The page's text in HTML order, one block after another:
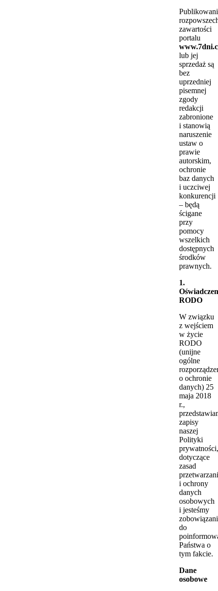
zawartości
portalu
lub jej
sprzedaż są
bez
uprzedniej
pisemnej
zgody
redakcji
zabronione
i stanowią
naruszenie
ustaw o
prawie
autorskim,
ochronie
baz danych
i uczciwej
konkurencji
– będą
ścigane
przy
pomocy
wszelkich
dostępnych
środków
prawnych.
1.
RODO
W związku
z wejściem
w życie
RODO
(unijne
ogólne
o ochronie
danych) 25
maja 2018
r.,
zapisy
naszej
Polityki
prywatności,
dotyczące
zasad
i ochrony
danych
osobowych
i jesteśmy
zobowiązani
do
Państwa o
tym fakcie.
Dane
osobowe